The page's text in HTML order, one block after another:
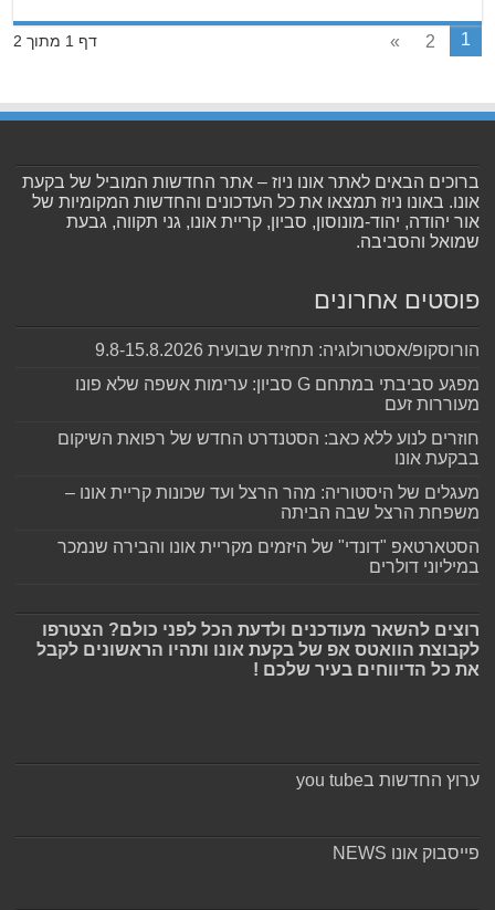
דף 1 מתוך 2 1
2
»
ברוכים הבאים לאתר אונו ניוז – אתר החדשות המוביל של בקעת
אונו. באונו ניוז תמצאו את כל העדכונים והחדשות המקומיות של
אור יהודה, יהוד-מונוסון, סביון, קריית אונו, גני תקווה, גבעת
שמואל והסביבה.
פוסטים אחרונים
הורוסקופ/אסטרולוגיה: תחזית שבועית 9.8-15.8.2026
מפגע סביבתי במתחם G סביון: ערימות אשפה שלא פונו
מעוררות זעם
חוזרים לנוע ללא כאב: הסטנדרט החדש של רפואת השיקום
בבקעת אונו
מעגלים של היסטוריה: מהר הרצל ועד שכונות קריית אונו –
משפחת הרצל שבה הביתה
הסטארטאפ "דונדי" של היזמים מקריית אונו והבירה שנמכר
במיליוני דולרים
רוצים להשאר מעודכנים ולדעת הכל לפני כולם? הצטרפו
לקבוצת הוואטס אפ של בקעת אונו ותהיו הראשונים לקבל
את כל הדיווחים בעיר שלכם !
ערוץ החדשות בyou tube
פייסבוק אונו NEWS